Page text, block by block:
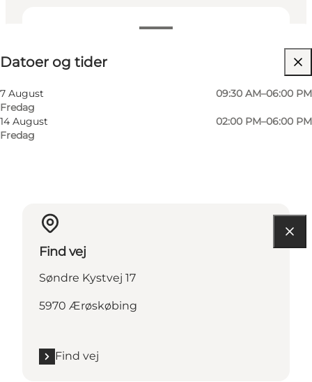
Datoer og tider
7 August
Fredag
09:30 AM–06:00 PM
14 August
Fredag
02:00 PM–06:00 PM
Besøg hjemmeside
Find vej
Søndre Kystvej 17
5970 Ærøskøbing
Find vej